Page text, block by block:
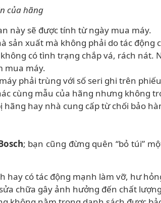
của hãng
này sẽ được tính từ ngày mua máy.
sản xuất mà không phải do tác động
có tình trạng chắp vá, rách nát.
mua máy.
phải trùng với số seri ghi trên
cùng mẫu của hãng nhưng không
hay nhà cung cấp từ chối bảo
; bạn cũng đừng quên “bỏ túi”
hay có tác động mạnh làm vỡ, hư
chữa gây ảnh hưởng đến chất